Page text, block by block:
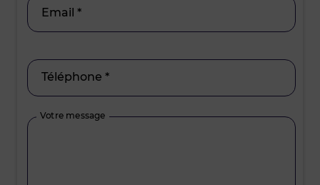
Email *
Téléphone *
Votre message